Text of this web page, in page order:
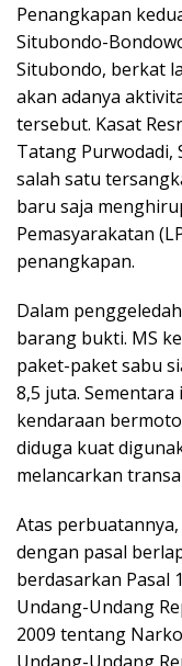
Penangkapan
Situbondo-
Situbondo, berkat
akan adanya
tersebut. Kasat
Tatang Purwodadi,
salah satu
baru saja
Pemasyarakatan
penangkapan.
Dalam
barang bukti. MS
paket-paket sabu
8,5 juta.
kendaraan
diduga kuat
melancarkan
Atas
dengan pasal
berdasarkan Pasal
Undang-Undang
2009 tentang
Undang-Undang